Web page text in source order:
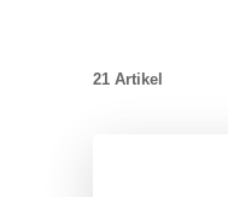
21 Artikel